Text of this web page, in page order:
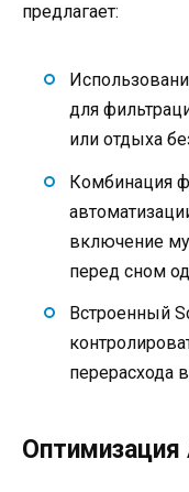
предлагает:
для
или отдыха
Комбинация
включение
перед сном
Встроенный
перерасхода
Оптимизация